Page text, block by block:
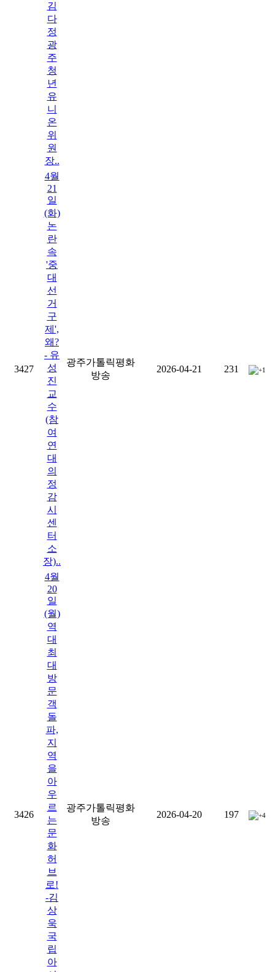
김
다
정
광
주
청
년
유
니
온
위
원
장..
3427
4월
21
일
(화)
논
란
속
'중
대
선
거
구
제',
왜?
- 유
성
진
교
수
(참
여
연
대
의
정
감
시
센
터
소
장)..
광주가톨릭평화
방송
2026-04-21 231 +1
3426
4월
20
일
(월)
역
대
최
대
방
문
객
돌
파,
지
역
을
아
우
르
는
문
화
허
브
로!
-김
상
욱
국
립
아
광주가톨릭평화
방송
2026-04-20 197 +4